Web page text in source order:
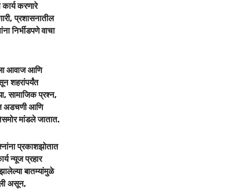
करणारे
प्रशासनातील
निर्भीडपणे वाचा
आवाज आणि
शहरांपर्यंत
सामाजिक प्रश्न,
अडचणी आणि
मांडले जातात.
प्रकाशझोतात
न्यूज प्रहार
बातम्यांमुळे
असून,